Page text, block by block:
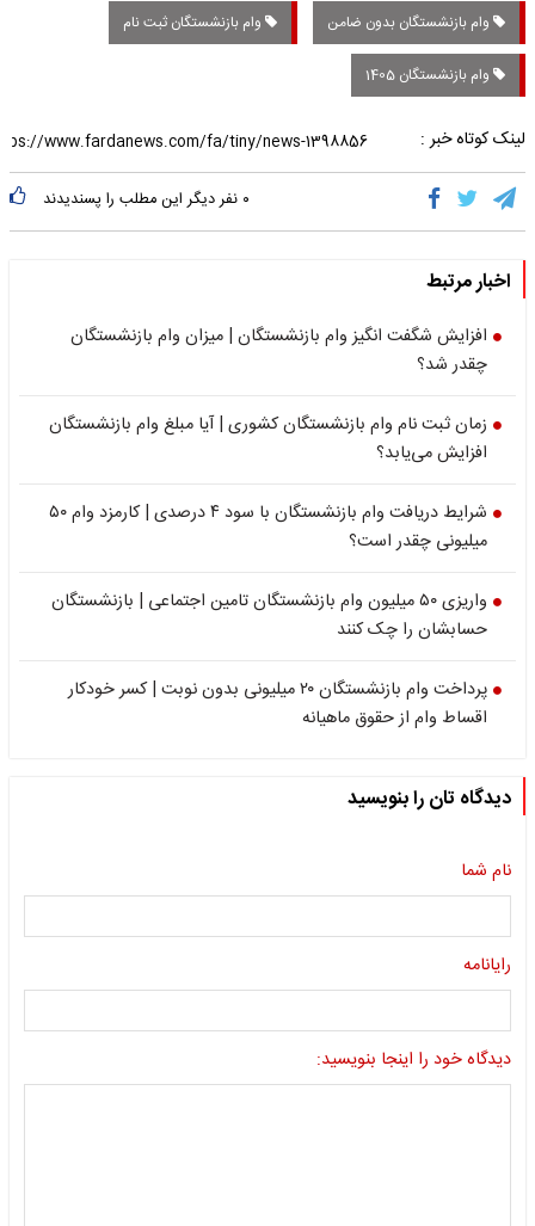
وام بازنشستگان بدون ضامن وام بازنشستگان ثبت نام
وام بازنشستگان 1405
لینک کوتاه خبر :
۰ نفر دیگر این مطلب را پسندیدند
اخبار مرتبط
افزایش شگفت انگیز وام بازنشستگان | میزان وام بازنشستگان
چقدر شد؟
زمان ثبت نام وام بازنشستگان کشوری | آیا مبلغ وام بازنشستگان
افزایش می‌یابد؟
شرایط دریافت وام بازنشستگان با سود ۴ درصدی | کارمزد وام ۵۰
میلیونی چقدر است؟
واریزی ۵۰ میلیون وام بازنشستگان تامین اجتماعی | بازنشستگان
حسابشان را چک کنند
پرداخت وام بازنشستگان ۲۰ میلیونی بدون نوبت | کسر خودکار
اقساط وام از حقوق ماهیانه
دیدگاه تان را بنویسید
نام شما
رایانامه
دیدگاه خود را اینجا بنویسید: